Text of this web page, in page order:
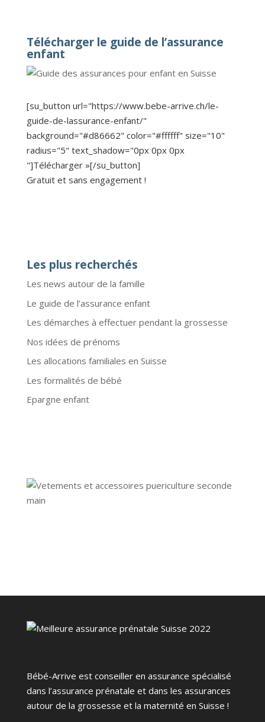
Télécharger le guide de l’assurance
enfant
[su_button url="https://www.bebe-arrive.ch/le-
guide-de-lassurance-enfant/"
background="#d86662" color="#ffffff" size="10"
radius="5" text_shadow="0px 0px 0px
"]Télécharger »[/su_button]
Gratuit et sans engagement !
Les plus recherchés
Les news autour de la famille
Le guide de l’assurance enfant
Les démarches à effectuer pendant la grossesse
Nos idées de prénoms
Les allocations familiales en Suisse
Les formalités de bébé
Epargne enfant
Bébé-Arrive est conseiller en assurance spécialisé
dans l’assurance prénatale et dans les assurances
autour de la grossesse et la maternité en Suisse !